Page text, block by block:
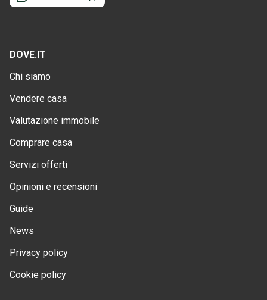
DOVE.IT
Chi siamo
Vendere casa
Valutazione immobile
Comprare casa
Servizi offerti
Opinioni e recensioni
Guide
News
Privacy policy
Cookie policy